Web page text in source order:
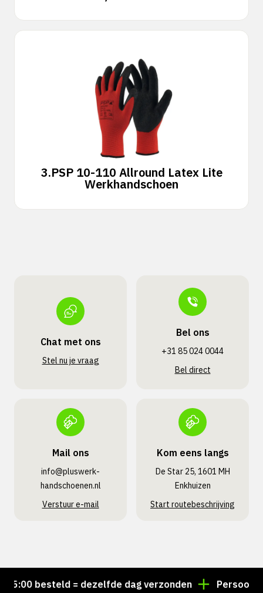
3.PSP 10-110 Allround Latex Lite
Werkhandschoen
Chat met ons
Stel nu je vraag
Bel ons
+31 85 024 0044
Bel direct
Mail ons
info@pluswerk­
handschoenen.nl
Verstuur e-mail
Kom eens langs
De Star 25, 1601 MH
Enkhuizen
Start routebeschrijving
besteld = dezelfde dag verzonden Persoonlijk